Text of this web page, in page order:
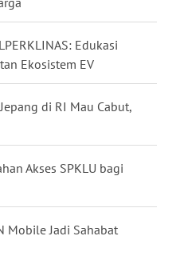
Edukasi
Ekosistem EV
di RI Mau Cabut,
Akses SPKLU bagi
Mobile Jadi Sahabat